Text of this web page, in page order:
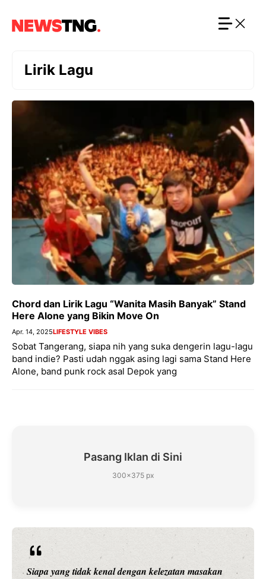
Lirik Lagu
Chord dan Lirik Lagu “Wanita Masih Banyak” Stand
Here Alone yang Bikin Move On
Apr. 14, 2025LIFESTYLE VIBES
Sobat Tangerang, siapa nih yang suka dengerin lagu-lagu
band indie? Pasti udah nggak asing lagi sama Stand Here
Alone, band punk rock asal Depok yang
Pasang Iklan di Sini
300×375 px
Siapa yang tidak kenal dengan kelezatan masakan